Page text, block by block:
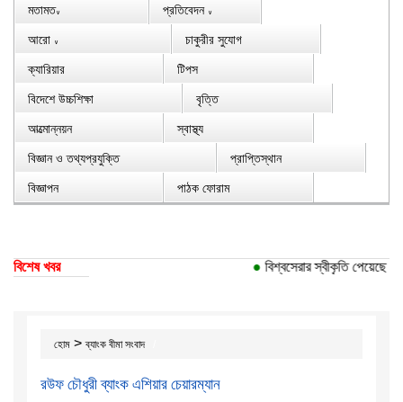
মতামত∨ প্রতিবেদন ∨
আরো ∨
চাকুরীর সুযোগ
ক্যারিয়ার
টিপস
বিদেশে উচ্চশিক্ষা
বৃত্তি
আত্মোন্নয়ন
স্বাস্থ্য
বিজ্ঞান ও তথ্যপ্রযুক্তি
প্রাপ্তিস্থান
বিজ্ঞাপন
পাঠক ফোরাম
বিশেষ খবর ●বিশ্বসেরার স্বীকৃতি পেয়েছে
হোম >ব্যাংক বীমা সংবাদ
রউফ চৌধুরী ব্যাংক এশিয়ার চেয়ারম্যান